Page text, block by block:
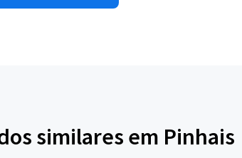
similares em Pinhais